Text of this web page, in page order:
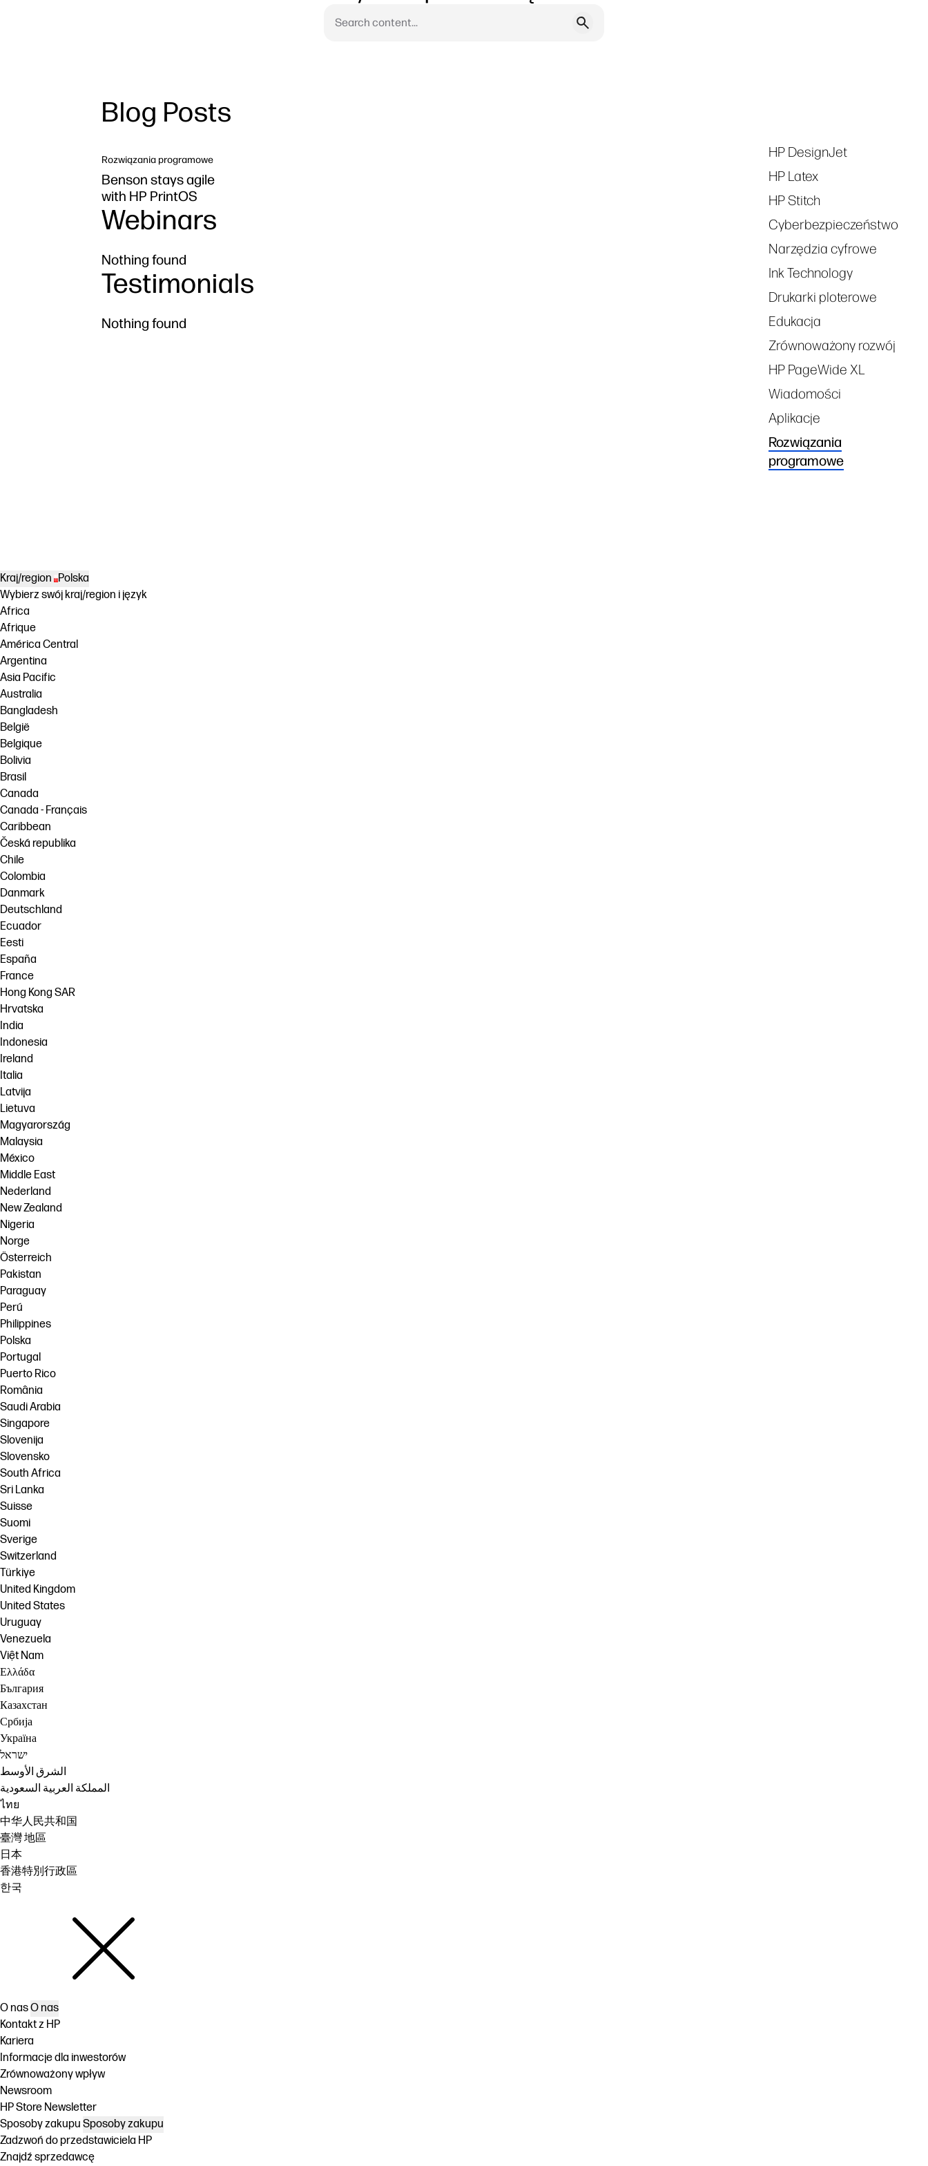
HP DesignJet
HP Latex
HP Stitch
Cyberbezpieczeństwo
Narzędzia cyfrowe
Ink Technology
Drukarki ploterowe
Edukacja
Zrównoważony rozwój
HP PageWide XL
Wiadomości
Aplikacje
Rozwiązania
programowe
Blog Posts
Rozwiązania programowe
Benson stays agile
with HP PrintOS
Webinars
Nothing found
Testimonials
Nothing found
Kraj/region Polska
Wybierz swój kraj/region i język
Africa
Afrique
América Central
Argentina
Asia Pacific
Australia
Bangladesh
België
Belgique
Bolivia
Brasil
Canada
Canada - Français
Caribbean
Česká republika
Chile
Colombia
Danmark
Deutschland
Ecuador
Eesti
España
France
Hong Kong SAR
Hrvatska
India
Indonesia
Ireland
Italia
Latvija
Lietuva
Magyarország
Malaysia
México
Middle East
Nederland
New Zealand
Nigeria
Norge
Österreich
Pakistan
Paraguay
Perú
Philippines
Polska
Portugal
Puerto Rico
România
Saudi Arabia
Singapore
Slovenija
Slovensko
South Africa
Sri Lanka
Suisse
Suomi
Sverige
Switzerland
Türkiye
United Kingdom
United States
Uruguay
Venezuela
Việt Nam
Ελλάδα
България
Казахстан
Србија
Україна
ישראל
الشرق الأوسط
المملكة العربية السعودية
ไทย
中华人民共和国
臺灣 地區
日本
香港特別行政區
한국
O nasO nas
Kontakt z HP
Kariera
Informacje dla inwestorów
Zrównoważony wpływ
Newsroom
HP Store Newsletter
Sposoby zakupu Sposoby zakupu
Zadzwoń do przedstawiciela HP
Znajdź sprzedawcę